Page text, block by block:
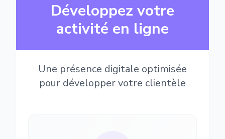
Développez votre
activité en ligne
Une présence digitale optimisée
pour développer votre clientèle